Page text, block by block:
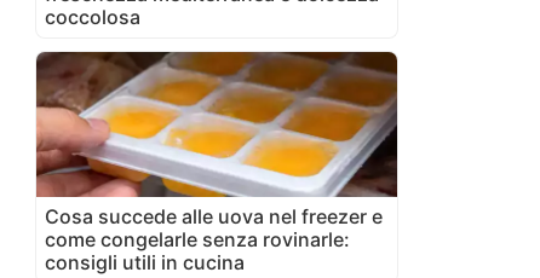
coccolosa
Cosa succede alle uova nel freezer e
come congelarle senza rovinarle:
consigli utili in cucina